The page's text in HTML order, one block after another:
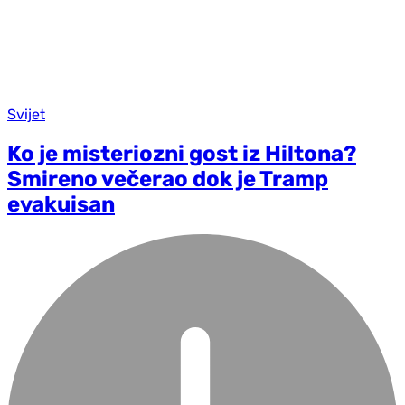
Svijet
Ko je misteriozni gost iz Hiltona?
Smireno večerao dok je Tramp
evakuisan